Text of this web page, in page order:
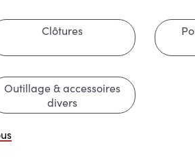
Clôtures
Outillage & accessoires
divers